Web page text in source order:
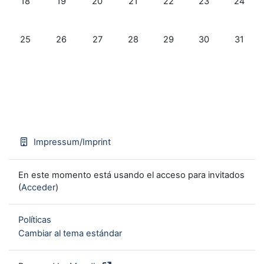
Sin eventos, lunes, 25 mayo
25 Sin eventos, martes, 26 mayo
26 Sin eventos, miércoles, 27 mayo
27 Sin eventos, jueves, 28 mayo
28 Sin eventos, viernes, 29
29 Sin eventos,
30 Sin
31
Impressum/Imprint
En este momento está usando el acceso para invitados
(Acceder)
Políticas
Cambiar al tema estándar